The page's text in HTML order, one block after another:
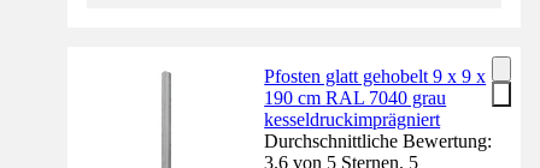
Pfosten glatt gehobelt 9 x 9 x
190 cm RAL 7040 grau
kesseldruckimprägniert
Durchschnittliche Bewertung:
3.6 von 5 Sternen. 5